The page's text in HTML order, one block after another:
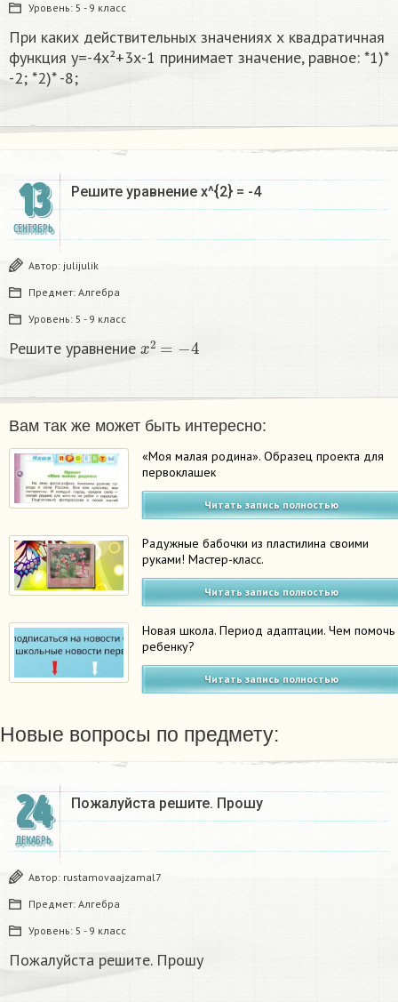
Уровень: 5 - 9 класс
При каких действительных значениях х квадратичная
функция у=-4х²+3х-1 принимает значение, равное: *1)*
-2; *2)* -8;​
13
СЕНТЯБРЬ
Решите уравнение x^{2} = -4
Автор: julijulik
Предмет: Алгебра
Уровень: 5 - 9 класс
Решите уравнение 2
Вам так же может быть интересно:
«Моя малая родина». Образец проекта для
первоклашек
Читать запись полностью
Радужные бабочки из пластилина своими
руками! Мастер-класс.
Читать запись полностью
Новая школа. Период адаптации. Чем помочь
ребенку?
Читать запись полностью
Новые вопросы по предмету:
24
ДЕКАБРЬ
Пожалуйста решите. Прошу
Автор: rustamovaajzamal7
Предмет: Алгебра
Уровень: 5 - 9 класс
Пожалуйста решите. Прошу